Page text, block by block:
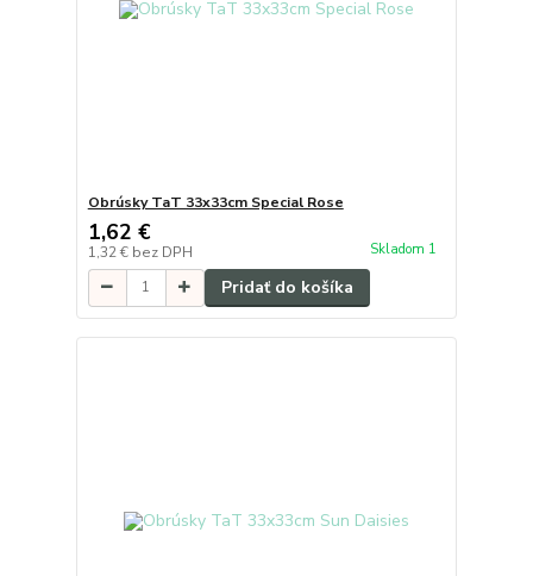
Obrúsky TaT 33x33cm Special Rose
1,62 €
1,32 € bez DPH Skladom 1
Pridať do košíka